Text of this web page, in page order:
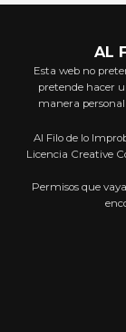
Soledad)
AL
Esta web no
pretende hacer
manera personal
Al Filo de lo
Licencia Creative
Permisos que